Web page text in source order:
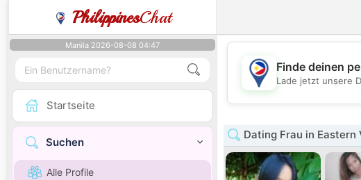
PhilippinesChat
Manila 2026-08-08 04:47
Startseite
Suchen
Alle Profile
💖
Finde deinen
Lade jetzt unsere
Dating Frau in Eastern